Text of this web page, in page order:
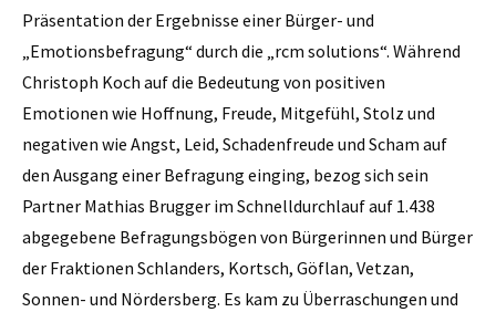
Präsentation der Ergebnisse einer Bürger- und
„Emotionsbefragung“ durch die „rcm solutions“. Während
Christoph Koch auf die Bedeutung von positiven
Emotionen wie Hoffnung, Freude, Mitgefühl, Stolz und
negativen wie Angst, Leid, Schadenfreude und Scham auf
den Ausgang einer Befragung einging, bezog sich sein
Partner Mathias Brugger im Schnelldurchlauf auf 1.438
abgegebene Befragungsbögen von Bürgerinnen und Bürger
der Fraktionen Schlanders, Kortsch, Göflan, Vetzan,
Sonnen- und Nördersberg. Es kam zu Überraschungen und